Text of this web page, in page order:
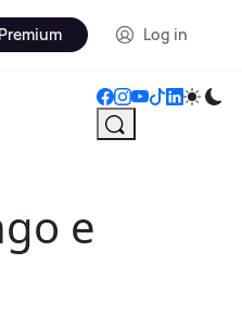
Premium Log in
e